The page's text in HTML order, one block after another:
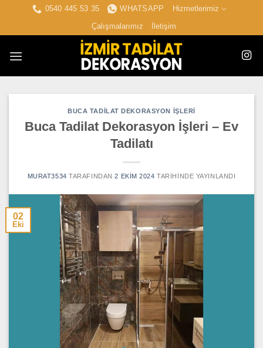
0540 445 53 35 WHATSAPP
Hizmetlerimiz
Çalışmalarımız
İletişim
BUCA TADILAT DEKORASYON İŞLERI
Buca Tadilat Dekorasyon İşleri – Ev
Tadilatı
MURAT3534 TARAFINDAN 2 EKIM 2024 TARIHINDE YAYINLANDI
02
Eki